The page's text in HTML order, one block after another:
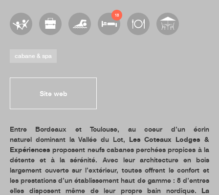
18
cabane & spa
Site web
Entre Bordeaux et Toulouse, au coeur d’un écrin
naturel dominant la Vallée du Lot, Les Coteaux Lodges &
Expériences proposent neufs cabanes perchées propices à la
détente et à la sérénité. Avec leur architecture en bois
largement ouverte sur l’extérieur, toutes offrent le confort et
les prestations d’un établissement haut de gamme : 8 d’entres
elles disposent même de leur propre bain nordique. La